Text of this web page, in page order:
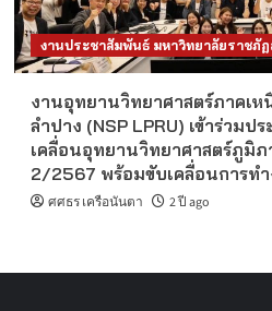
งานประชาสัมพันธ์ มหาวิทยาลัยราชภัฏ
งานอุทยานวิทยาศาสตร์ภาคเ
ลำปาง (NSP LPRU) เข้าร่วม
เคลื่อนอุทยานวิทยาศาสตร์ภูมิภ
2/2567 พร้อมขับเคลื่อนการท
ศศธร เครือนันตา 2 ปี ago